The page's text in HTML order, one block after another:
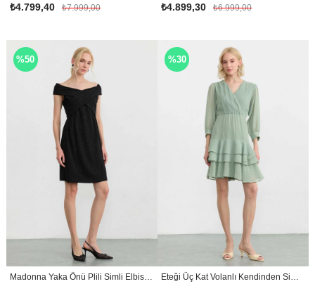
₺4.799,40 ₺7.999,00 ₺4.899,30 ₺6.999,00
%50
Madonna Yaka Önü Plili Simli Elbise / SİYAH
%30
Eteği Üç Kat Volanlı Kendinden Simli Elbise / YEŞİL